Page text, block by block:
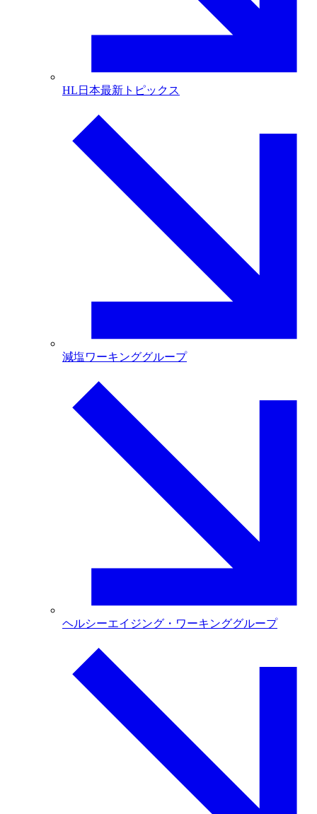
HL日本最新トピックス
減塩ワーキンググループ
ヘルシーエイジング・ワーキンググループ